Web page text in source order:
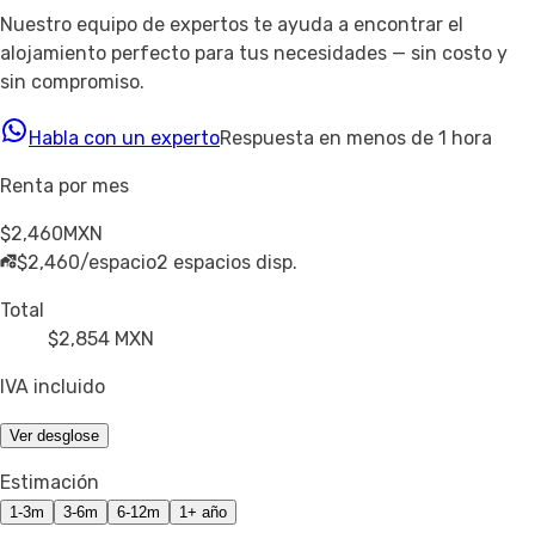
Nuestro equipo de expertos te ayuda a encontrar el
alojamiento perfecto para tus necesidades — sin costo y
sin compromiso.
Habla con un expertoRespuesta en menos de 1 hora
Renta por mes
$2,460MXN
$2,460/espacio2 espacios disp.
Total
$2,854 MXN
IVA incluido
Ver desglose
Estimación
1-3m 3-6m 6-12m 1+ año